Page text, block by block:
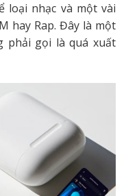
loại nhạc và một vài
hay Rap. Đây là một
phải gọi là quá xuất